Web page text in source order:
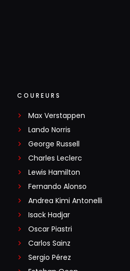
COUREURS
Max Verstappen
Lando Norris
George Russell
Charles Leclerc
Lewis Hamilton
Fernando Alonso
Andrea Kimi Antonelli
Isack Hadjar
Oscar Piastri
Carlos Sainz
Sergio Pérez